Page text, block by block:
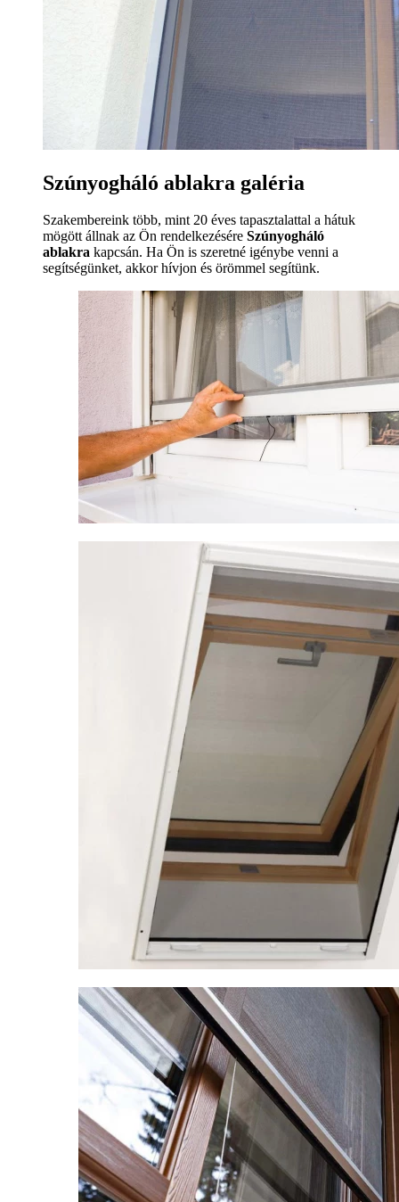
Szúnyogháló ablakra galéria
Szakembereink több, mint 20 éves tapasztalattal a hátuk
mögött állnak az Ön rendelkezésére Szúnyogháló
ablakra kapcsán. Ha Ön is szeretné igénybe venni a
segítségünket, akkor hívjon és örömmel segítünk.